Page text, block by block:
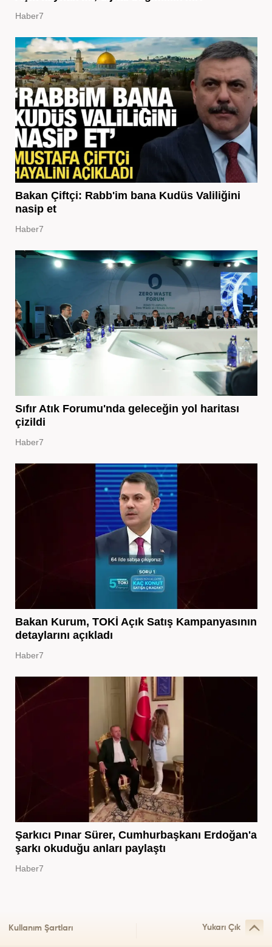
Haber7
Bakan Çiftçi: Rabb'im bana Kudüs Valiliğini
nasip et
Haber7
Sıfır Atık Forumu'nda geleceğin yol haritası
çizildi
Haber7
Bakan Kurum, TOKİ Açık Satış Kampanyasının
detaylarını açıkladı
Haber7
Şarkıcı Pınar Sürer, Cumhurbaşkanı Erdoğan'a
şarkı okuduğu anları paylaştı
Haber7
Kullanım Şartları Yukarı Çık